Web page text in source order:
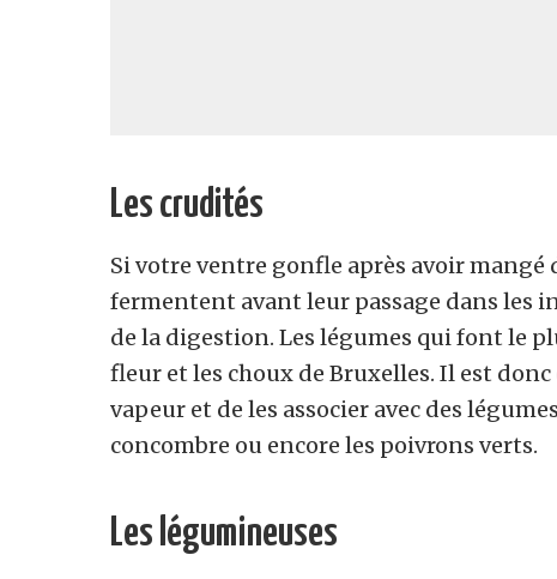
Les crudités
Si votre ventre gonfle après avoir mangé
fermentent avant leur passage dans les
de la digestion. Les légumes qui font le
fleur et les choux de Bruxelles. Il est
vapeur et de les associer avec des
concombre ou encore les poivrons verts.
Les légumineuses